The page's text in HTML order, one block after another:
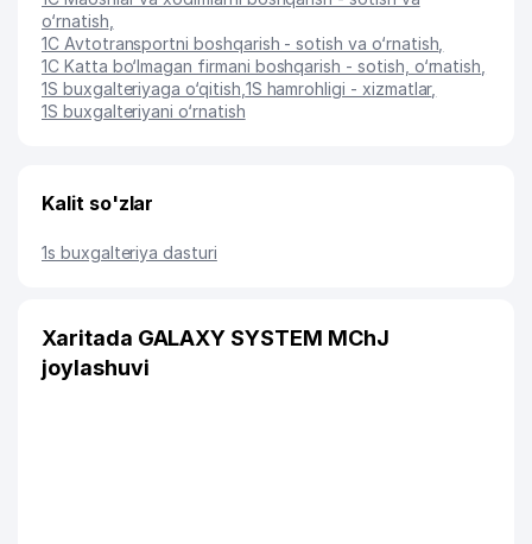
o‘rnatish
1C Avtotransportni boshqarish - sotish va o‘rnatish
1C Katta bo‘lmagan firmani boshqarish - sotish, o‘rnatish
1S buxgalteriyaga o‘qitish 1S hamrohligi - xizmatlar,
1S buxgalteriyani o‘rnatish
Kalit so'zlar
1s buxgalteriya dasturi
Xaritada GALAXY SYSTEM MChJ
joylashuvi